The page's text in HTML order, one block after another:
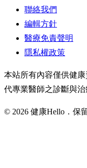
聯絡我們
編輯方針
醫療免責聲明
隱私權政策
本站所有內容僅供健康
代專業醫師之診斷與治
© 2026 健康Hello．保